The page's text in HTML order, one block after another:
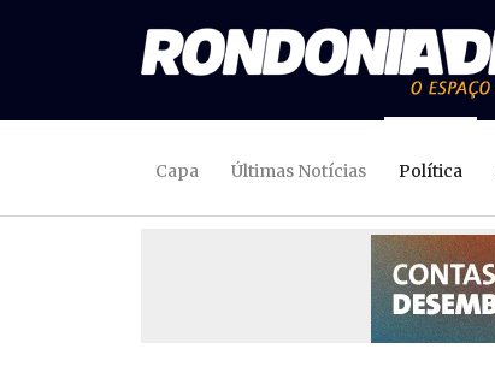
Capa Últimas Notícias Política